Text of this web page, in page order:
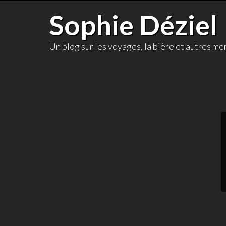
Sophie Déziel
Un blog sur les voyages, la bière et autres